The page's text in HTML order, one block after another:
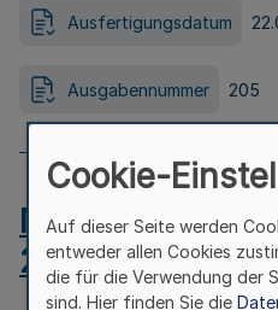
Ausfertigungsdatum
Ausgabennummer 205
MB.NRW 2026
24.07.2026
Cookie-
Auf dieser Seite werden
entweder allen Cookies
die für die Verwendung der
sind. Hier finden Sie die